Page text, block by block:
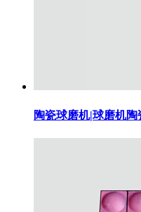
陶瓷球磨机|球磨机